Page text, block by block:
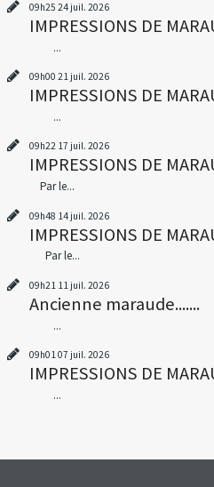
09h25 24 juil. 2026
IMPRESSIONS DE
...
09h00 21 juil. 2026
IMPRESSIONS DE
...
09h22 17 juil. 2026
IMPRESSIONS DE
Par le...
09h48 14 juil. 2026
IMPRESSIONS DE
Par le...
09h21 11 juil. 2026
Ancienne maraude.......
...
09h01 07 juil. 2026
IMPRESSIONS DE
...